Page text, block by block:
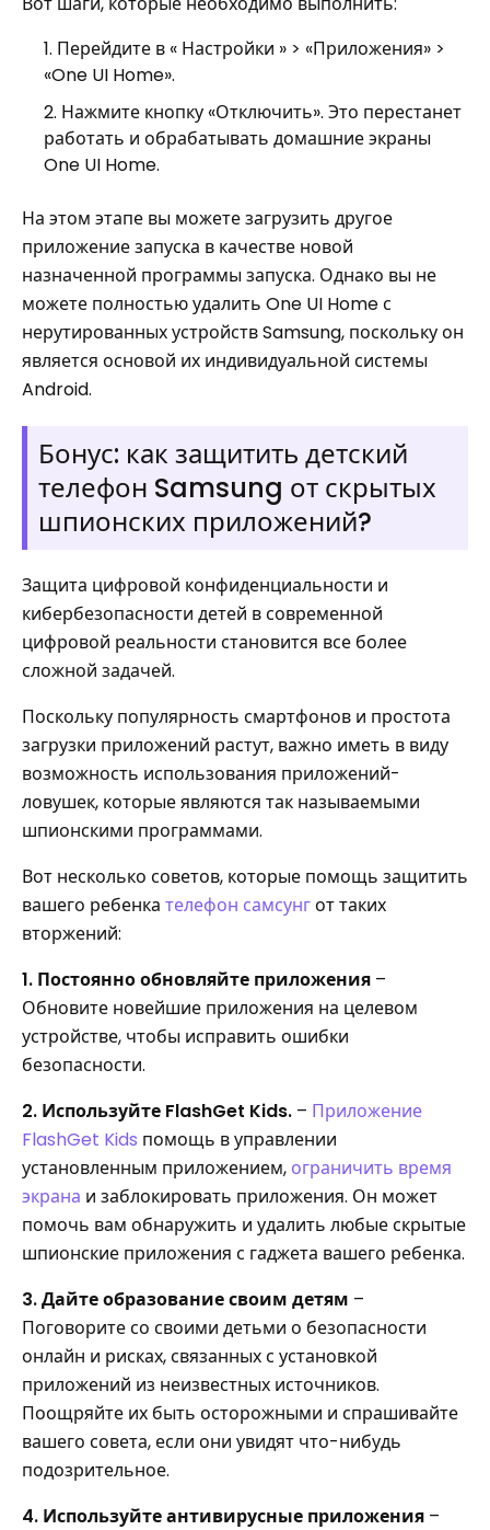
Перейдите в « Настройки » > «Приложения» >
«One UI Home».
Нажмите кнопку «Отключить». Это перестанет
работать и обрабатывать домашние экраны
One UI Home.
На этом этапе вы можете загрузить другое
приложение запуска в качестве новой
назначенной программы запуска. Однако вы не
можете полностью удалить One UI Home с
нерутированных устройств Samsung, поскольку он
является основой их индивидуальной системы
Android.
Бонус: как защитить детский
телефон Samsung от скрытых
шпионских приложений?
Защита цифровой конфиденциальности и
кибербезопасности детей в современной
цифровой реальности становится все более
сложной задачей.
Поскольку популярность смартфонов и простота
загрузки приложений растут, важно иметь в виду
возможность использования приложений-
ловушек, которые являются так называемыми
шпионскими программами.
Вот несколько советов, которые помощь защитить
вашего ребенка телефон самсунгот таких
вторжений:
1. Постоянно обновляйте приложения –
Обновите новейшие приложения на целевом
устройстве, чтобы исправить ошибки
безопасности.
2. Используйте FlashGet Kids. – Приложение
FlashGet Kids помощь в управлении
установленным приложением, ограничить время
экрана и заблокировать приложения. Он может
помочь вам обнаружить и удалить любые скрытые
шпионские приложения с гаджета вашего ребенка.
3. Дайте образование своим детям –
Поговорите со своими детьми о безопасности
онлайн и рисках, связанных с установкой
приложений из неизвестных источников.
Поощряйте их быть осторожными и спрашивайте
вашего совета, если они увидят что-нибудь
подозрительное.
4. Используйте антивирусные приложения –